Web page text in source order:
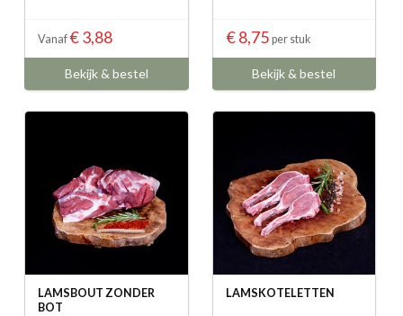
Vanaf€ 3,88
Bekijk & bestel
€ 8,75 per stuk
Bekijk & bestel
LAMSBOUT ZONDER
BOT
LAMSKOTELETTEN